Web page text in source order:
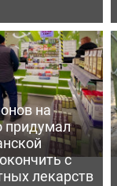
на
придумал
с
лекарств